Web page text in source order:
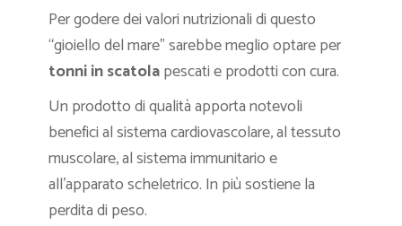
Per godere dei valori nutrizionali di questo
“gioiello del mare” sarebbe meglio optare per
tonni in scatolapescati e prodotti con cura.
Un prodotto di qualità apporta notevoli
benefici al sistema cardiovascolare, al tessuto
muscolare, al sistema immunitario e
all’apparato scheletrico. In più sostiene la
perdita di peso.